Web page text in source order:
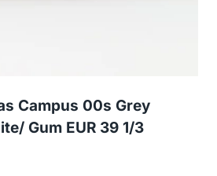
Campus 00s Grey
Gum EUR 39 1/3